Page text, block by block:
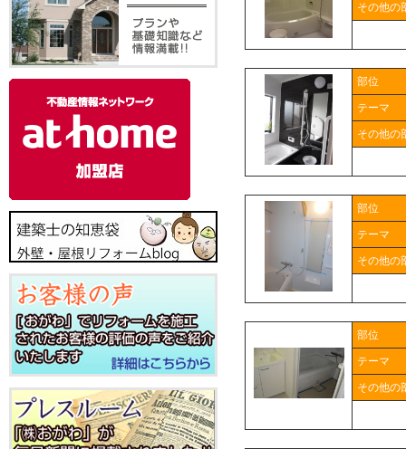
その他の
部位
テーマ
その他の
部位
テーマ
その他の
部位
テーマ
その他の